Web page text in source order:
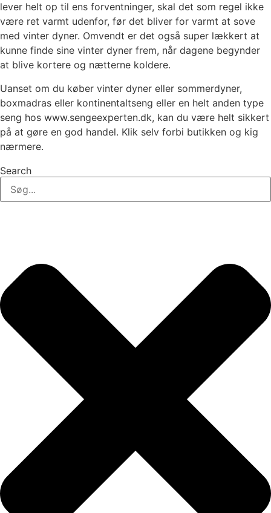
lever helt op til ens forventninger, skal det som regel ikke
være ret varmt udenfor, før det bliver for varmt at sove
med vinter dyner. Omvendt er det også super lækkert at
kunne finde sine vinter dyner frem, når dagene begynder
at blive kortere og nætterne koldere.
Uanset om du køber vinter dyner eller sommerdyner,
boxmadras eller kontinentaltseng eller en helt anden type
seng hos www.sengeexperten.dk, kan du være helt sikkert
på at gøre en god handel. Klik selv forbi butikken og kig
nærmere.
Search